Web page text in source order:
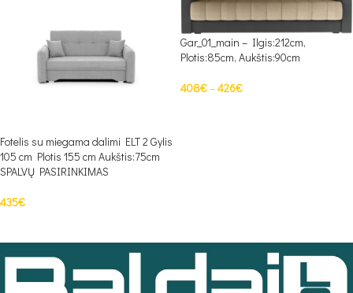
Fotelis su miegama dalimi ELT 2 Gylis
105 cm Plotis 155 cm Aukštis:75cm
SPALVŲ PASIRINKIMAS
435€
Gar_01_main – Ilgis:212cm,
Plotis:85cm, Aukštis:90cm
408€–426€